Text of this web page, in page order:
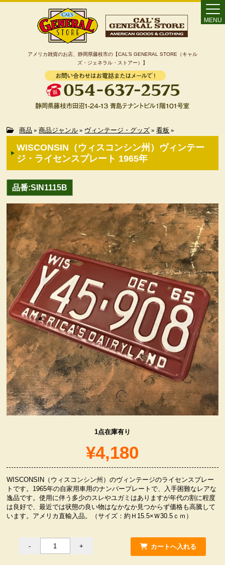
アメリカ雑貨のお店、静岡県藤枝市の【CAL’S GENERAL STORE（キャル
ズ・ジェネラル・ストアー）】
MENU
Home
カート
特定商取引法に基づく表記
カテゴリー検索
ヴィンテージ・グッズ
LIFE誌 企業広告切り抜き
ファイヤーキング他
コカコーラ・グッズ
カンパニー・グッズ
キャラクター・グッズ
喫煙具
服飾小物雑貨
商品 » 商品ジャンル » ヴィンテージ・グッズ » 看板 »
WISCONSIN（ウィスコンシン州）ヴィンテー
ジ・ライセンスプレート 1965年
品番:SIN1115B
1点在庫有り
¥4,180
WISCONSIN（ウィスコンシン州）のヴィンテージのライセンスプレー
トです。1965年の自家用車用のナンバープレートで、入手困難なレアな
逸品です。使用に伴う多少のスレやユガミはありますが年代の割に程度
は良好で、最近では状態の良い物はなかなか見つからず価格も高騰して
います。アメリカ直輸入品。（サイズ：約Ｈ15.5×Ｗ30.5ｃｍ）